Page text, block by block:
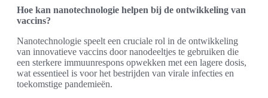
Hoe kan nanotechnologie helpen bij de ontwikkeling van
vaccins?
Nanotechnologie speelt een cruciale rol in de ontwikkeling
van innovatieve vaccins door nanodeeltjes te gebruiken die
een sterkere immuunrespons opwekken met een lagere dosis,
wat essentieel is voor het bestrijden van virale infecties en
toekomstige pandemieën.